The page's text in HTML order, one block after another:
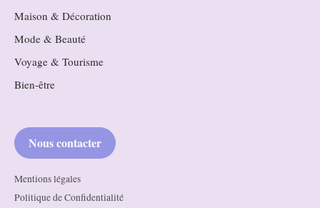
Maison & Décoration
Mode & Beauté
Voyage & Tourisme
Bien-être
Nous contacter
Mentions légales
Politique de Confidentialité